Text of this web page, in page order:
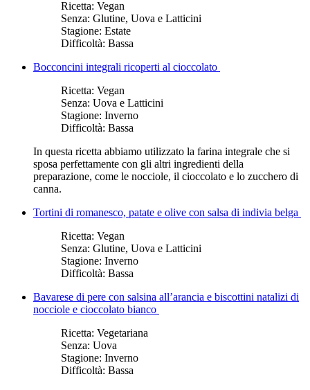
Ricetta: Vegan
Senza: Glutine, Uova e Latticini
Stagione: Estate
Difficoltà: Bassa
Bocconcini integrali ricoperti al cioccolato
Ricetta: Vegan
Senza: Uova e Latticini
Stagione: Inverno
Difficoltà: Bassa
In questa ricetta abbiamo utilizzato la farina integrale che si
sposa perfettamente con gli altri ingredienti della
preparazione, come le nocciole, il cioccolato e lo zucchero di
canna.
Tortini di romanesco, patate e olive con salsa di indivia belga
Ricetta: Vegan
Senza: Glutine, Uova e Latticini
Stagione: Inverno
Difficoltà: Bassa
Bavarese di pere con salsina all’arancia e biscottini natalizi di
nocciole e cioccolato bianco
Ricetta: Vegetariana
Senza: Uova
Stagione: Inverno
Difficoltà: Bassa